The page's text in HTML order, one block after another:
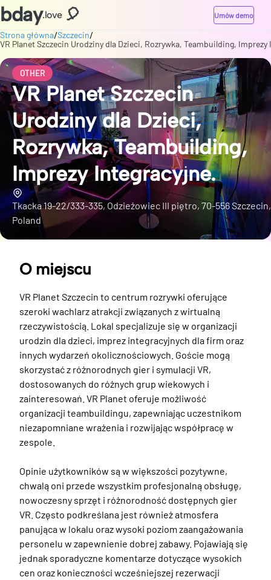
bday.love 🎈 Umów demo
Strona główna/Szczecin/
VR Planet Szczecin Urodziny dla Dzieci, Rozrywka, Teambuilding, Imprezy
OTHER
VR Planet Szczecin
Urodziny dla Dzieci,
Rozrywka, Teambuilding,
Imprezy Integracyjne.
Tkacka 19-22/333-335, Odzieżowiec III piętro, 70-556 Szczecin,
Poland
O miejscu
VR Planet Szczecin to centrum rozrywki oferujące
szeroki wachlarz atrakcji związanych z wirtualną
rzeczywistością. Lokal specjalizuje się w organizacji
urodzin dla dzieci, imprez integracyjnych dla firm oraz
innych wydarzeń okolicznościowych. Goście mogą
skorzystać z różnorodnych gier i symulacji VR,
dostosowanych do różnych grup wiekowych i
zainteresowań. VR Planet oferuje możliwość
organizacji teambuildingu, zapewniając uczestnikom
niezapomniane wrażenia i rozwijając współpracę w
zespole.
Opinie użytkowników są w większości pozytywne,
chwalą oni przede wszystkim profesjonalną obsługę,
nowoczesny sprzęt i różnorodność dostępnych gier
VR. Często podkreślana jest również atmosfera
panująca w lokalu oraz wysoki poziom zaangażowania
personelu w zapewnienie dobrej zabawy. Pojawiają się
jednak sporadyczne komentarze dotyczące wysokich
cen oraz konieczności wcześniejszej rezerwacji